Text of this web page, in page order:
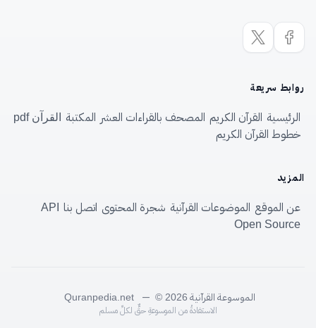
روابط سريعة
الرئيسية القرآن الكريم المصحف بالقراءات العشر المكتبة القرآن pdf
خطوط القرآن الكريم
المزيد
عن الموقع الموضوعات القرآنية شجرة المحتوى اتصل بنا
API
Open Source
الموسوعة القرآنية Quranpedia.net — © 2026
الاستفادةُ من الموسوعةِ حقٌّ لكلِّ مسلم